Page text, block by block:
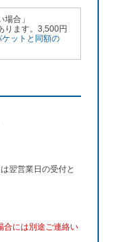
合」
ります。3,500円
ットと同額の
翌営業日の受付と
合には別途ご連絡い